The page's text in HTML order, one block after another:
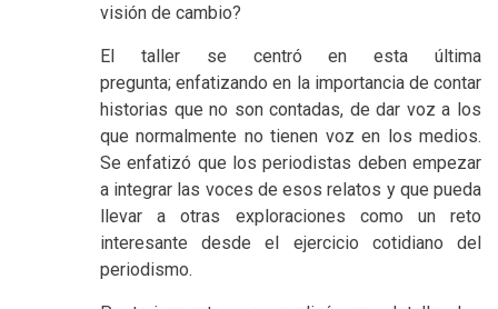
visión de cambio?
El taller se centró en esta última
pregunta; enfatizando en la importancia de contar
historias que no son contadas, de dar voz a los
que normalmente no tienen voz en los medios.
Se enfatizó que los periodistas deben empezar
a integrar las voces de esos relatos y que pueda
llevar a otras exploraciones como un reto
interesante desde el ejercicio cotidiano del
periodismo.